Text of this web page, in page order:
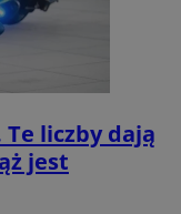
liczby dają
jest